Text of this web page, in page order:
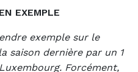
EXEMPLE
exemple sur le
saison dernière par un 1
Forcément,